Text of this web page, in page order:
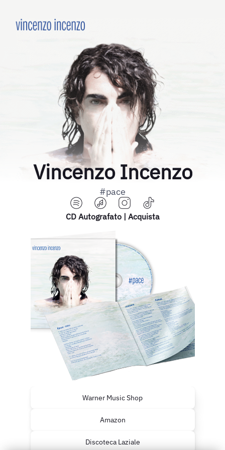
Vincenzo Incenzo
#pace
CD Autografato | Acquista
Warner Music Shop
Amazon
Discoteca Laziale